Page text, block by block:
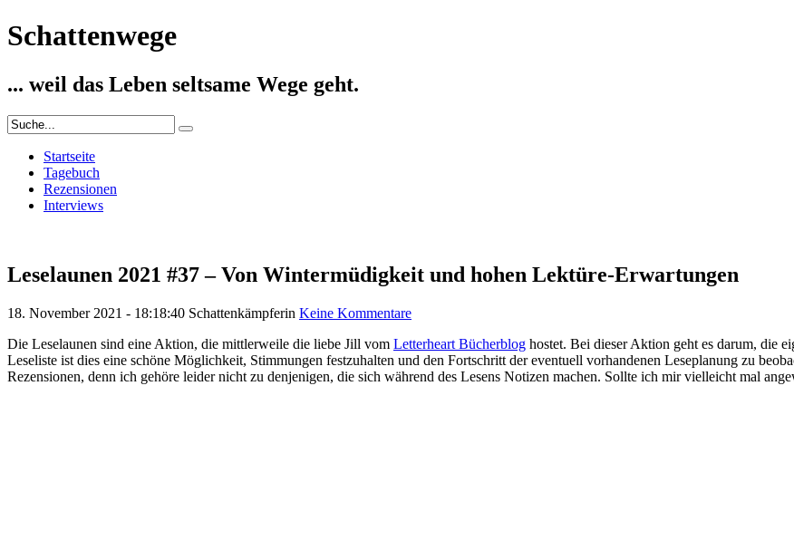
Schattenwege
... weil das Leben seltsame Wege geht.
Startseite
Tagebuch
Rezensionen
Interviews
Leselaunen 2021 #37 – Von Wintermüdigkeit und hohen Lektüre-Erwartungen
18. November 2021 - 18:18:40 Schattenkämpferin Keine Kommentare
Die Leselaunen sind eine Aktion, die mittlerweile die liebe Jill vom Letterheart Bücherblog hostet. Bei dieser Aktion geht es darum, die
Leseliste ist dies eine schöne Möglichkeit, Stimmungen festzuhalten und den Fortschritt der eventuell vorhandenen Leseplanung zu
Rezensionen, denn ich gehöre leider nicht zu denjenigen, die sich während des Lesens Notizen machen. Sollte ich mir vielleicht mal